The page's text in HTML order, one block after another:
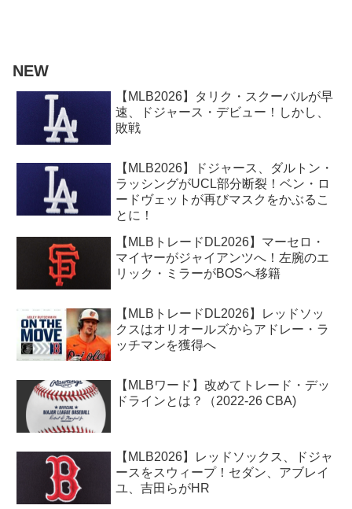
NEW
【MLB2026】タリク・スクーバルが早
速、ドジャース・デビュー！しかし、
敗戦
【MLB2026】ドジャース、ダルトン・
ラッシングがUCL部分断裂！ベン・ロ
ードヴェットが再びマスクをかぶるこ
とに！
【MLBトレードDL2026】マーセロ・
マイヤーがジャイアンツへ！左腕のエ
リック・ミラーがBOSへ移籍
【MLBトレードDL2026】レッドソッ
クスはオリオールズからアドレー・ラ
ッチマンを獲得へ
【MLBワード】改めてトレード・デッ
ドラインとは？（2022-26 CBA)
【MLB2026】レッドソックス、ドジャ
ースをスウィープ！セダン、アブレイ
ユ、吉田らがHR